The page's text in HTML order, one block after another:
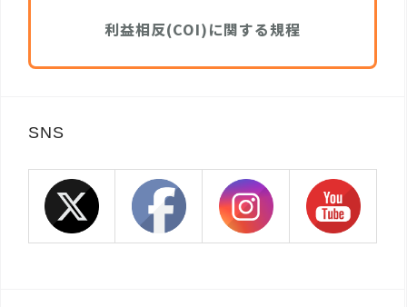
利益相反(COI)に関する規程
SNS